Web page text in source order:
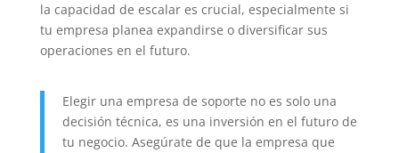
la capacidad de escalar es crucial, especialmente si
tu empresa planea expandirse o diversificar sus
operaciones en el futuro.
Elegir una empresa de soporte no es solo una
decisión técnica, es una inversión en el futuro de
tu negocio. Asegúrate de que la empresa que